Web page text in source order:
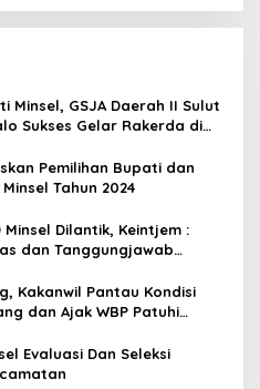
Minsel, GSJA Daerah II Sulut
Sukses Gelar Rakerda di
Pemilihan Bupati dan
Tahun 2024
Minsel Dilantik, Keintjem :
dan Tanggungjawab
Kakanwil Pantau Kondisi
dan Ajak WBP Patuhi
Evaluasi Dan Seleksi